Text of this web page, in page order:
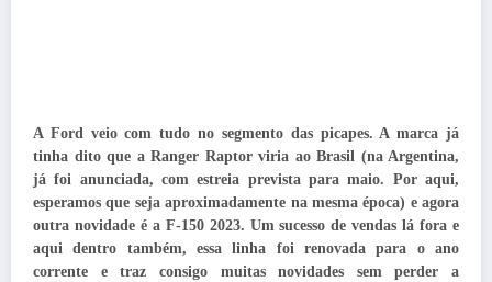
A Ford veio com tudo no segmento das picapes. A marca já
tinha dito que a Ranger Raptor viria ao Brasil (na Argentina,
já foi anunciada, com estreia prevista para maio. Por aqui,
esperamos que seja aproximadamente na mesma época) e agora
outra novidade é a F-150 2023. Um sucesso de vendas lá fora e
aqui dentro também, essa linha foi renovada para o ano
corrente e traz consigo muitas novidades sem perder a